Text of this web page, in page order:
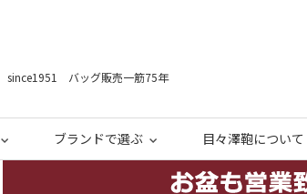
since1951 バッグ販売一筋75年
ブランドで選ぶ 目々澤鞄について